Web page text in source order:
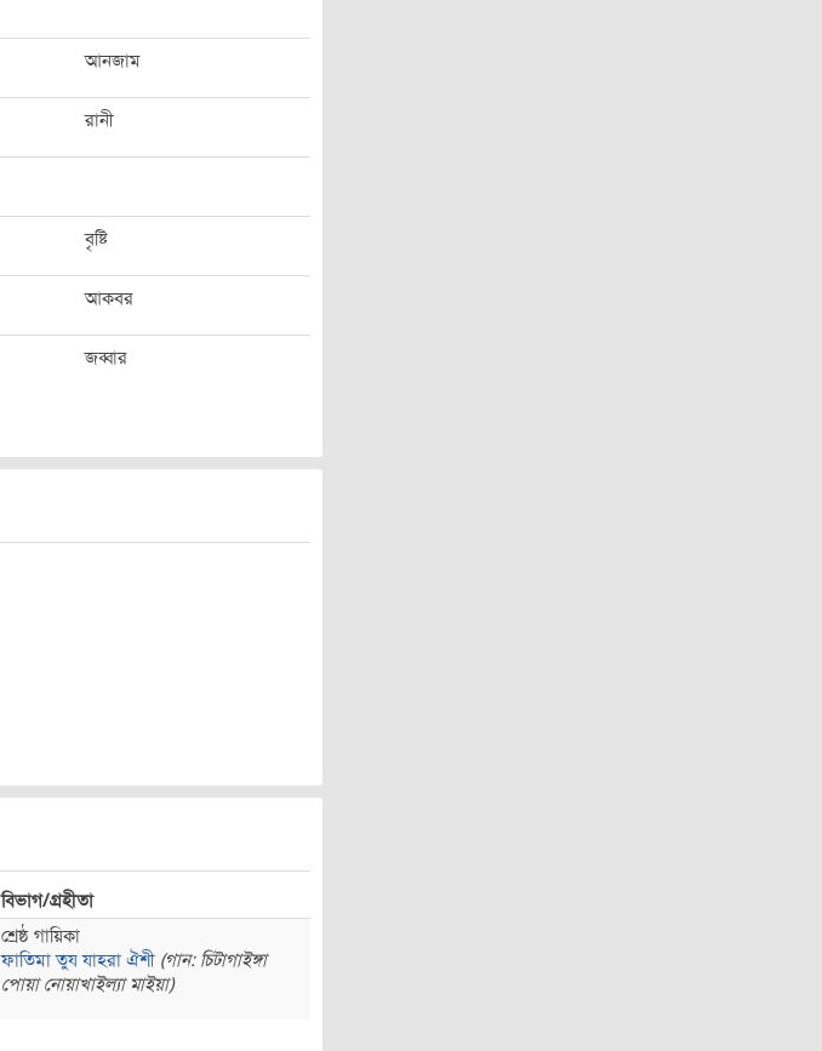
আনজাম
রানী
বৃষ্টি
আকবর
জব্বার
বিভাগ/গ্রহীতা
শ্রেষ্ঠ গায়িকা
ফাতিমা তুয যাহরা ঐশী (গান: চিটাগাইঙ্গা
পোয়া নোয়াখাইল্যা মাইয়া)